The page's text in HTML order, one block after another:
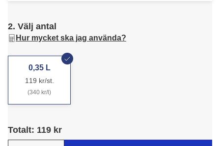
2. Välj antal
Hur mycket ska jag använda?
0,35 L
119 kr/st.
(340 kr/l)
Totalt: 119 kr